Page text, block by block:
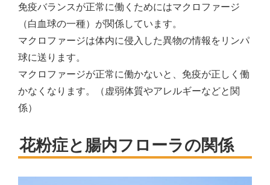
免疫バランスが正常に働くためにはマクロファージ
（白血球の一種）が関係しています。
マクロファージは体内に侵入した異物の情報をリンパ
球に送ります。
マクロファージが正常に働かないと、免疫が正しく働
かなくなります。（虚弱体質やアレルギーなどと関
係）
花粉症と腸内フローラの関係